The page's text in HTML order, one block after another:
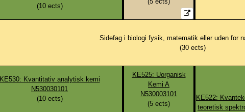
(10ects)
Sidefag i biologi fysik, matematik eller uden for
(30ects)
KE530: Kvantitativ analytisk kemi
N530030101
(10ects)
KE525: Uorganisk
Kemi A
N530003101
(5 ects)
KE522:
teoretisk